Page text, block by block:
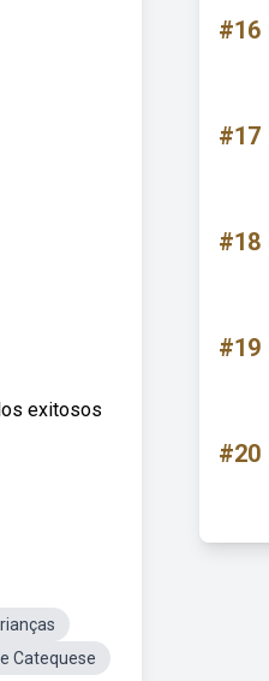
exitosos
Catequese
#16
#17
#18
#19
#20